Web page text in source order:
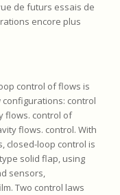
de futurs essais de
encore plus
control of flows is
control
flows. control of
flows. control. With
closed-loop control is
solid flap, using
sensors,
Two control laws